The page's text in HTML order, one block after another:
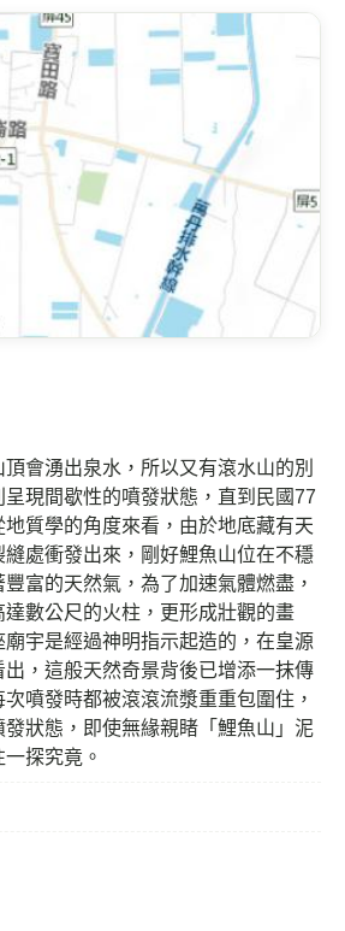
會湧出泉水，所以又有滾水山的別
現間歇性的噴發狀態，直到民國77
質學的角度來看，由於地底藏有天
處衝發出來，剛好鯉魚山位在不穩
富的天然氣，為了加速氣體燃盡，
數公尺的火柱，更形成壯觀的畫
宇是經過神明指示起造的，在皇源
，這般天然奇景背後已增添一抹傳
噴發時都被滾滾流漿重重包圍住，
狀態，即使無緣親睹「鯉魚山」泥
探究竟。